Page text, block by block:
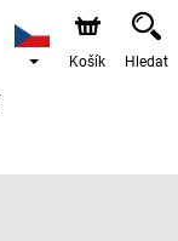
Košík Hledat